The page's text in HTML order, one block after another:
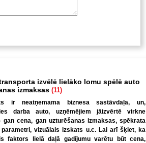
izvēlē lielāko lomu spēlē auto
izmaksas (11)
ir neatņemama biznesa sastāvdaļa, un,
darba auto, uzņēmējiem jāizvērtē virkne
gan cena, gan uzturēšanas izmaksas, spēkrata
parametri, vizuālais izskats u.c. Lai arī šķiet, ka
faktors lielā daļā gadījumu varētu būt cena,